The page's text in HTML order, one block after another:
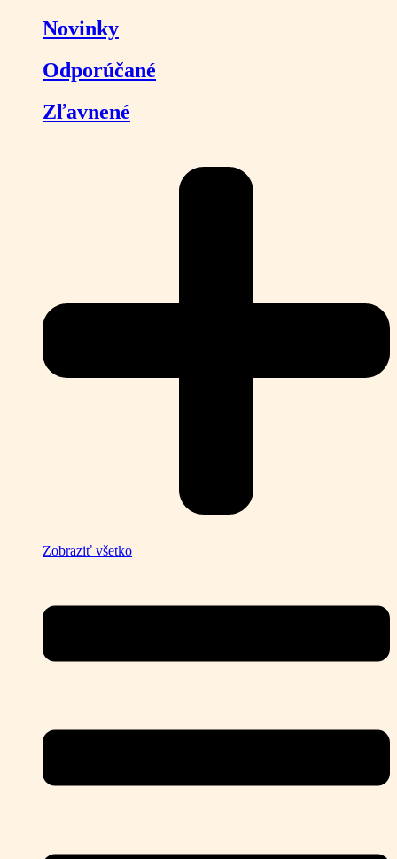
Novinky
Odporúčané
Zľavnené
Zobraziť všetko